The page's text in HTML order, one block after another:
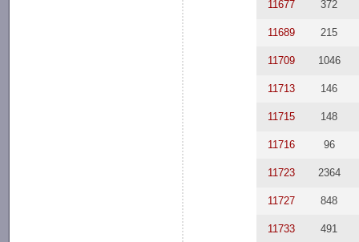
11677 372
11689 215
11709 1046
11713 146
11715 148
11716 96
11723 2364
11727 848
11733 491